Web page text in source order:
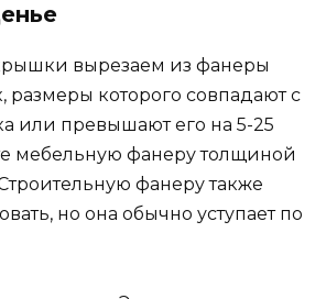
вырезаем из фанеры
размеры которого совпадают с
или превышают его на 5-25
мебельную фанеру толщиной
фанеру также
но она обычно уступает по